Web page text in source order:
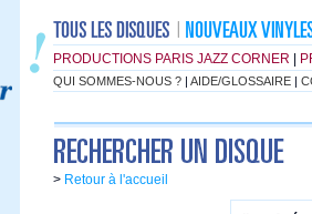
PRODUCTIONS PARIS JAZZ CORNER
QUI SOMMES-NOUS ? | AIDE/GLOSSAIRE |
> Retour à l'accueil